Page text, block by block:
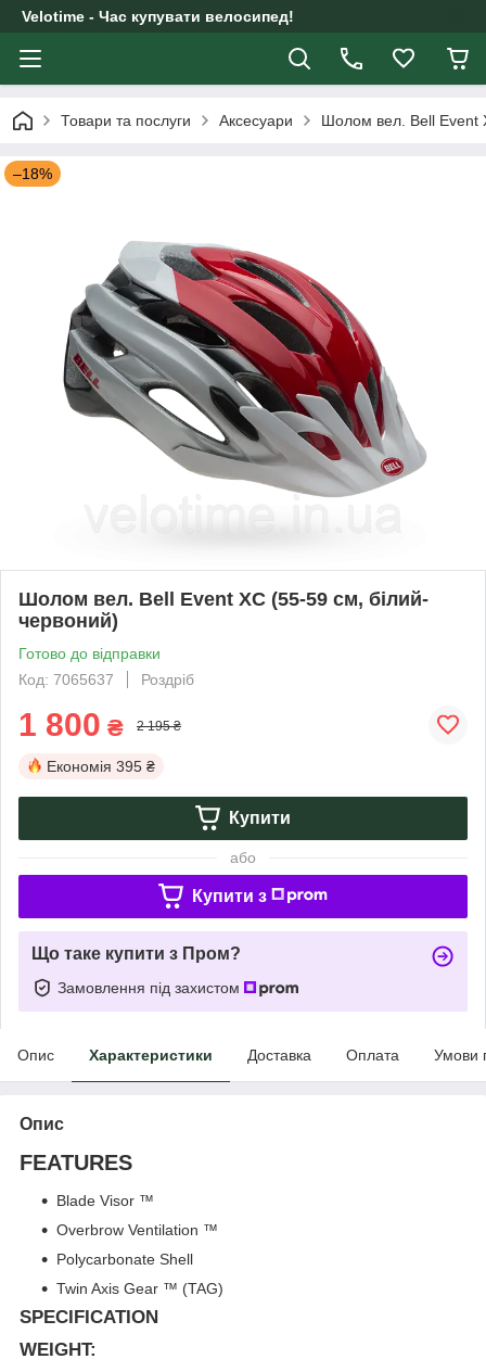
Velotime - Час купувати велосипед!
Товари та послуги Аксесуари Шолом вел. Bell Event
–18%
Шолом вел. Bell Event XC (55-59 см, білий-
червоний)
Готово до відправки
Код: 7065637
Роздріб
1 800 ₴ 2 195 ₴
Економія 395 ₴
Купити
або
Купити з
Що таке купити з Пром?
Замовлення під захистом
Опис Характеристики Доставка Оплата Умови
Опис
FEATURES
Blade Visor ™
Overbrow Ventilation ™
Polycarbonate Shell
Twin Axis Gear ™ (TAG)
SPECIFICATION
WEIGHT: